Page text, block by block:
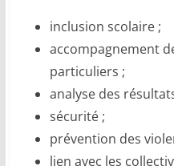
inclusion scolaire ;
accompagnement
particuliers ;
analyse des
sécurité ;
prévention des
lien avec les